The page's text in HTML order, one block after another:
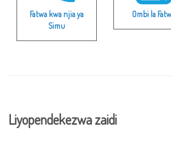
Fatwa kwa njia ya
Simu
Ombi la
Liyopendekezwa zaidi